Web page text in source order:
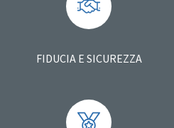
FIDUCIA E SICUREZZA